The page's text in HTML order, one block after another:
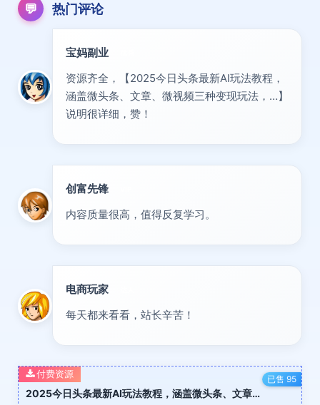
💬 热门评论
宝妈副业
资源齐全，【2025今日头条最新AI玩法教程，
涵盖微头条、文章、微视频三种变现玩法，…】
说明很详细，赞！
创富先锋
内容质量很高，值得反复学习。
电商玩家
每天都来看看，站长辛苦！
2025今日头条最新AI玩法教程，涵盖微头条、文章、微视频三种变现玩法，…
付费资源 已售 95